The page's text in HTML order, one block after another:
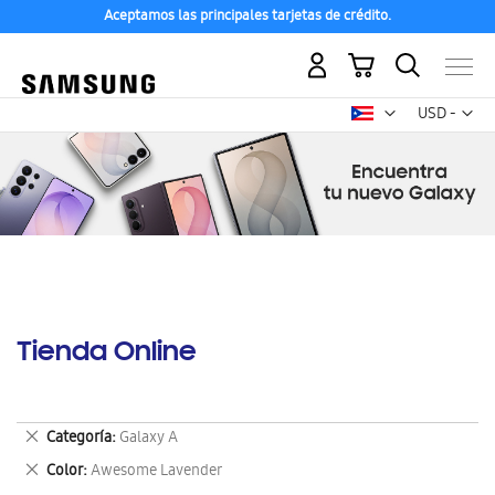
Aceptamos las principales tarjetas de crédito.
USD -
dólar
Mi carrito
Tienda Online
Categoría Galaxy A
Eliminar
este
artículo
Color Awesome Lavender
Eliminar